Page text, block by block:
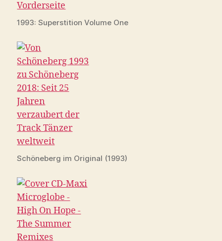
1993: Superstition Volume One
Schöneberg im Original (1993)